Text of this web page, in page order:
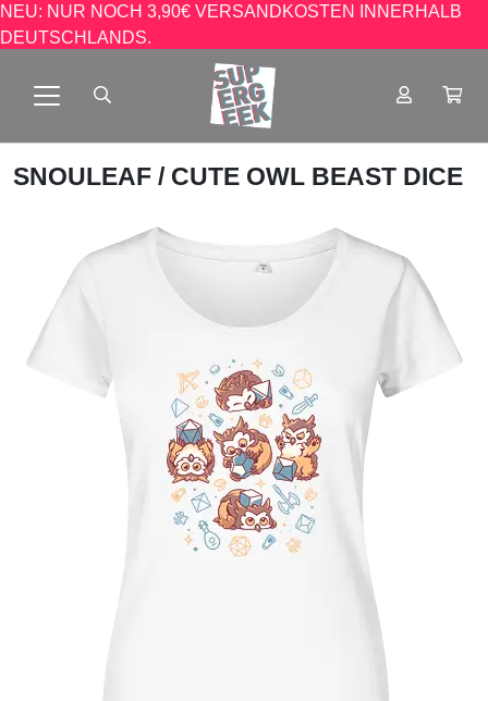
NEU: NUR NOCH 3,90€ VERSANDKOSTEN INNERHALB
DEUTSCHLANDS.
SNOULEAF / CUTE OWL BEAST DICE